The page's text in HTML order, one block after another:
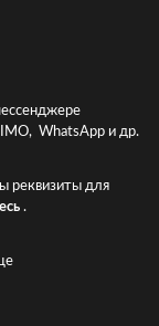
IMO, WhatsApp и др.
реквизиты для
.